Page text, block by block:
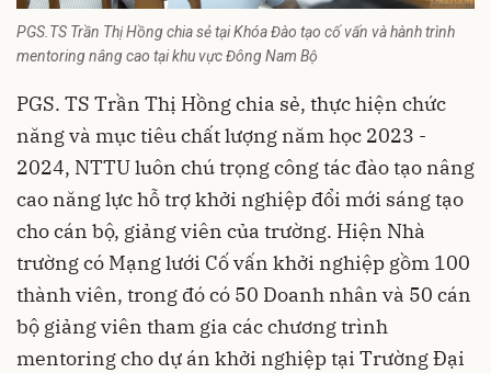
PGS.TS Trần Thị Hồng chia sẻ tại Khóa Đào tạo cố vấn và hành trình
mentoring nâng cao tại khu vực Đông Nam Bộ
PGS. TS Trần Thị Hồng chia sẻ, thực hiện chức
năng và mục tiêu chất lượng năm học 2023 -
2024, NTTU luôn chú trọng công tác đào tạo nâng
cao năng lực hỗ trợ khởi nghiệp đổi mới sáng tạo
cho cán bộ, giảng viên của trường. Hiện Nhà
trường có Mạng lưới Cố vấn khởi nghiệp gồm 100
thành viên, trong đó có 50 Doanh nhân và 50 cán
bộ giảng viên tham gia các chương trình
mentoring cho dự án khởi nghiệp tại Trường Đại